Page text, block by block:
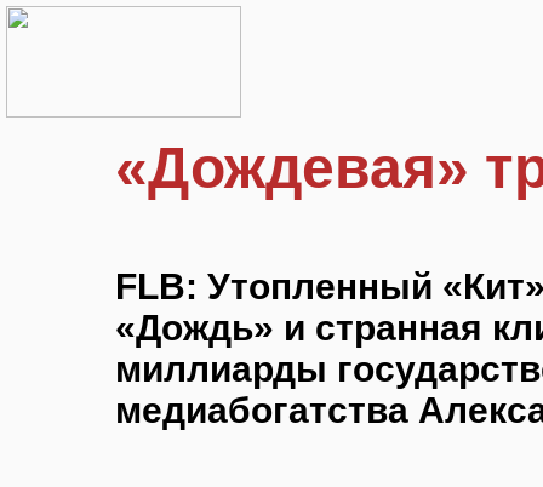
«Дождевая»
FLB: Утопленный
«Дождь» и странная
миллиарды
медиабогатства